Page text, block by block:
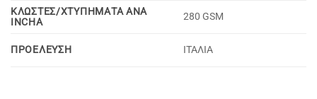
ΚΛΩΣΤΕΣ/ΧΤΥΠΗΜΑΤΑ ΑΝΑ
INCHA
280 GSM
ΠΡΟΕΛΕΥΣΗ ΙΤΑΛΙΑ